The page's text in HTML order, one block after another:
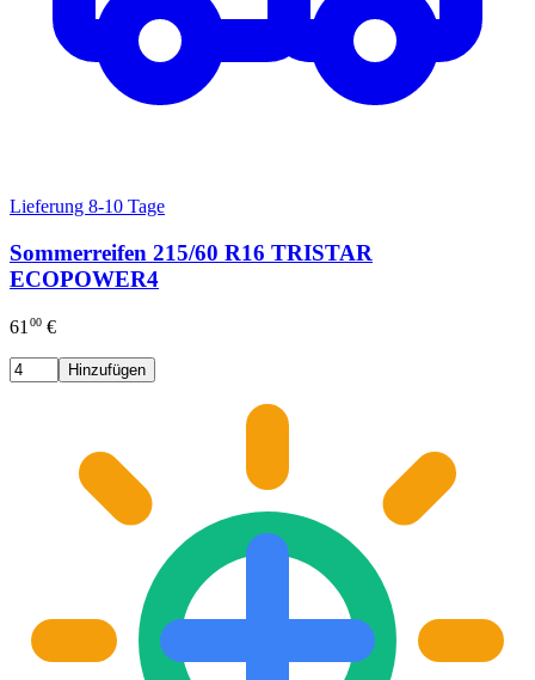
Lieferung 8-10 Tage
Sommerreifen 215/60 R16 TRISTAR
ECOPOWER4
61 00 €
Hinzufügen